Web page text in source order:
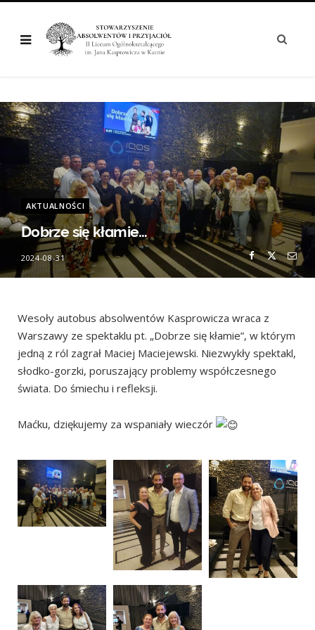
AKTUALNOŚCI
Dobrze się kłamie…
2024-08-31
Wesoły autobus absolwentów Kasprowicza wraca z
Warszawy ze spektaklu pt. „Dobrze się kłamie”, w którym
jedną z ról zagrał Maciej Maciejewski. Niezwykły spektakl,
słodko-gorzki, poruszający problemy współczesnego
świata. Do śmiechu i refleksji.
Maćku, dziękujemy za wspaniały wieczór